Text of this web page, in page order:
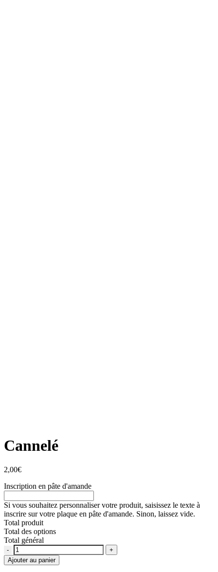
Cannelé
2,00€
Inscription en pâte d'amande
Si vous souhaitez personnaliser votre produit, saisissez le texte à
inscrire sur votre plaque en pâte d'amande. Sinon, laissez vide.
Total produit
Total des options
Total général
Quantité
Ajouter au panier